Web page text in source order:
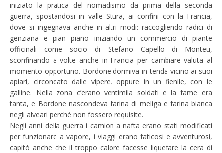
iniziato la pratica del nomadismo da prima della seconda
guerra, spostandosi in valle Stura, ai confini con la Francia,
dove si ingegnava anche in altri modi: raccogliendo radici di
genziana e pian piano iniziando un commercio di piante
officinali come socio di Stefano Capello di Monteu,
sconfinando a volte anche in Francia per cambiare valuta al
momento opportuno. Bordone dormiva in tenda vicino ai suoi
apiari, circondato dalle vipere, oppure in un fienile, con le
galline. Nella zona c’erano ventimila soldati e la fame era
tanta, e Bordone nascondeva farina di meliga e farina bianca
negli alveari perché non fossero requisite.
Negli anni della guerra i camion a nafta erano stati modificati
per funzionare a vapore, i viaggi erano faticosi e avventurosi,
capitò anche che il troppo calore facesse liquefare la cera di